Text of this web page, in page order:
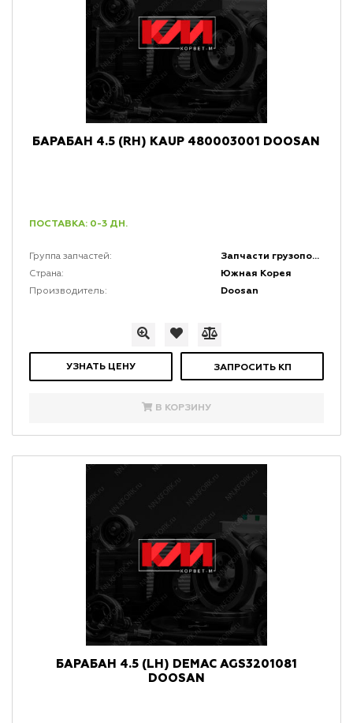
БАРАБАН 4.5 (RH) KAUP 480003001 DOOSAN
ПОСТАВКА: 0-3 ДН.
Группа запчастей: Запчасти грузоподъемной мачты и каретки
Страна: Южная Корея
Производитель: Doosan
УЗНАТЬ ЦЕНУ ЗАПРОСИТЬ КП
В КОРЗИНУ
БАРАБАН 4.5 (LH) DEMAC AGS3201081
DOOSAN